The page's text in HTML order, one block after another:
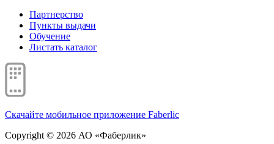
Партнерство
Пункты выдачи
Обучение
Листать каталог
Скачайте мобильное приложение Faberlic
Copyright © 2026 АО «Фаберлик»